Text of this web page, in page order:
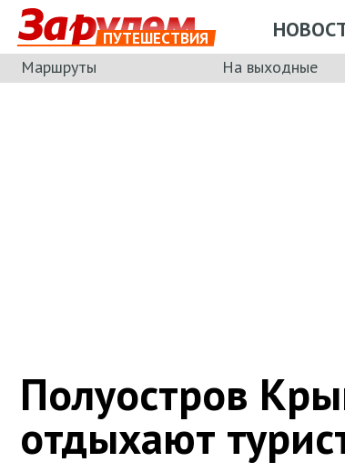
ПУТЕШЕСТВИЯ
Маршруты На выходные
Полуостров
отдыхают